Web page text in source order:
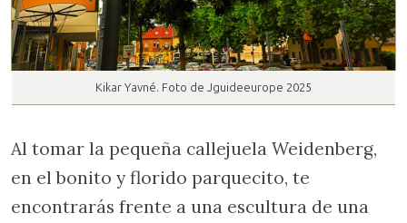
Kikar Yavné. Foto de Jguideeurope 2025
Al tomar la pequeña callejuela Weidenberg,
en el bonito y florido parquecito, te
encontrarás frente a una escultura de una